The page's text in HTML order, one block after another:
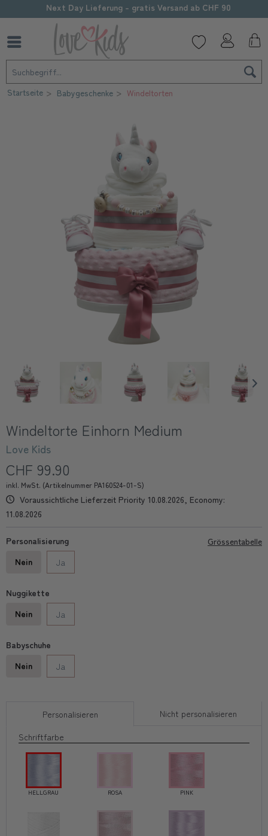
Sorgfältige Personalisierung
Startseite Babygeschenke Windeltorten
Windeltorte Einhorn Medium
Love Kids
CHF 99.90
inkl. MwSt. (Artikelnummer PA160524-01-S)
Voraussichtliche Lieferzeit Priority 10.08.2026, Economy:
11.08.2026
Grössentabelle
Personalisierung
Nein
Ja
Nuggikette
Nein
Ja
Babyschuhe
Nein
Ja
Personalisieren
Nicht personalisieren
Schriftfarbe
HELLGRAU ROSA PINK